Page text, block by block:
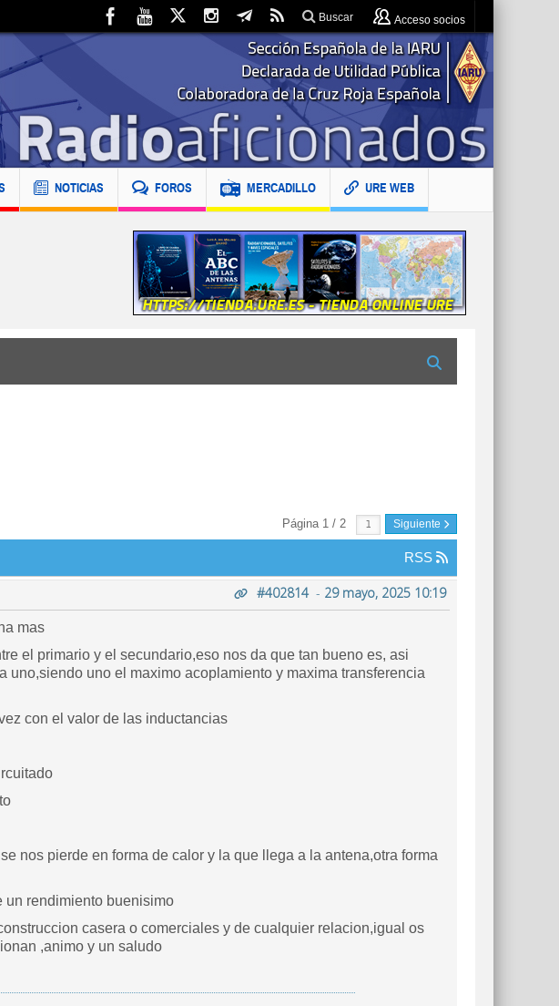
Buscar Acceso socios
NOTICIAS FOROS MERCADILLO URE WEB
Página 1 / 2 Siguiente
RSS
#402814- 29 mayo, 2025 10:19
mas
el primario y el secundario,eso nos da que tan bueno es, asi
uno el maximo acoplamiento y maxima transferencia
con el valor de las inductancias
nos pierde en forma de calor y la que llega a la antena,otra forma
un rendimiento buenisimo
casera o comerciales y de cualquier relacion,igual os
,animo y un saludo